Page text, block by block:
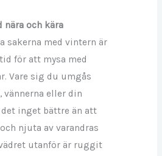
nära och kära
sakerna med vintern är
för att mysa med
Vare sig du umgås
vännerna eller din
inget bättre än att
njuta av varandras
utanför är ruggit